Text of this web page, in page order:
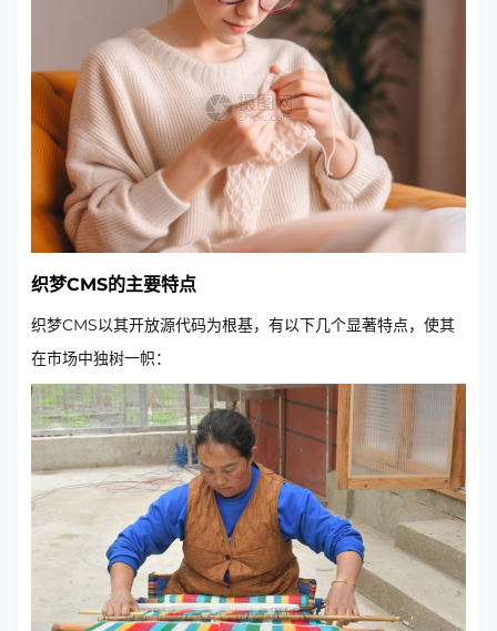
织梦CMS的主要特点
织梦CMS以其开放源代码为根基，有以下几个显著特点，使其
在市场中独树一帜：